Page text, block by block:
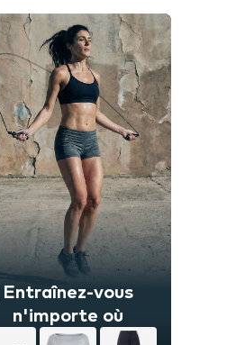
Entraînez-vous
n'importe où